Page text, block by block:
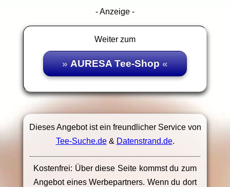
- Anzeige -
Weiter zum
AURESA Tee-Shop
Dieses Angebot ist ein freundlicher Service von
Tee-Suche.de& Datenstrand.de.
Kostenfrei: Über diese Seite kommst du zum
Angebot eines Werbepartners. Wenn du dort